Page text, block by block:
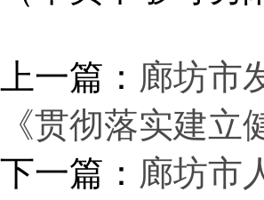
上一篇： 廊坊市
《贯彻落实建
下一篇： 廊坊市